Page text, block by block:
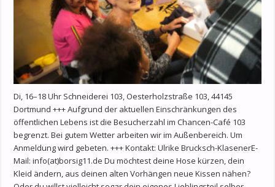
Di, 16–18 Uhr Schneiderei 103, Oesterholzstraße 103, 44145
Dortmund +++ Aufgrund der aktuellen Einschränkungen des
öffentlichen Lebens ist die Besucherzahl im Chancen-Café 103
begrenzt. Bei gutem Wetter arbeiten wir im Außenbereich. Um
Anmeldung wird gebeten. +++ Kontakt: Ulrike Brucksch-KlasenerE-
Mail: info(at)borsig11.de Du möchtest deine Hose kürzen, dein
Kleid ändern, aus deinen alten Vorhängen neue Kissen nähen?